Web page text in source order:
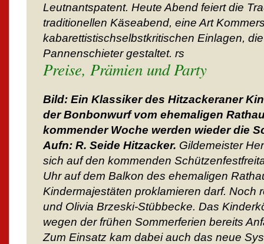
Leutnantspatent. Heute Abend feiert die
traditionellen Käseabend, eine Art
kabarettistischselbstkritischen Einlagen,
Pannenschieter gestaltet. rs
Preise, Prämien und Party
Bild: Ein Klassiker des Hitzackeraner
der Bonbonwurf vom ehemaligen
kommender Woche werden wieder die
Aufn: R. Seide Hitzacker. Gildemeister
sich auf den kommenden
Uhr auf dem Balkon des ehemaligen
Kindermajestäten proklamieren darf. Noch
und Olivia Brzeski-Stübbecke. Das
wegen der frühen Sommerferien bereits
Zum Einsatz kam dabei auch das neue